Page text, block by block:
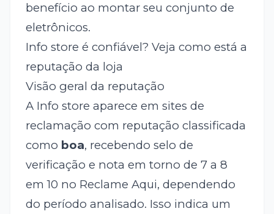
benefício ao montar seu conjunto de
eletrônicos.
Info store é confiável? Veja como está a
reputação da loja
Visão geral da reputação
A Info store aparece em sites de
reclamação com reputação classificada
como boa, recebendo selo de
verificação e nota em torno de 7 a 8
em 10 no Reclame Aqui, dependendo
do período analisado. Isso indica um